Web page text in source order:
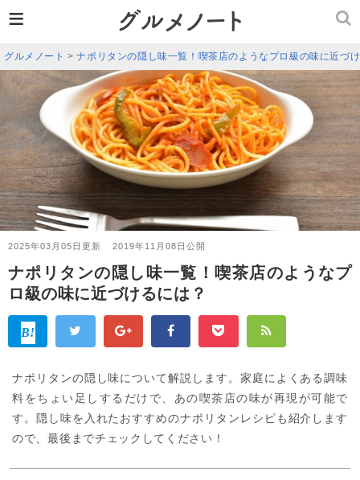
グルメノート >ナポリタンの隠し味一覧！喫茶店のようなプロ級の味に近づ
2025年03月05日更新 2019年11月08日公開
ナポリタンの隠し味一覧！喫茶店のようなプ
ロ級の味に近づけるには？
ナポリタンの隠し味について解説します。家庭によくある調味
料をちょい足しするだけで、あの喫茶店の味が再現が可能で
す。隠し味を入れたおすすめのナポリタンレシピも紹介します
ので、最後までチェックしてください！
≡